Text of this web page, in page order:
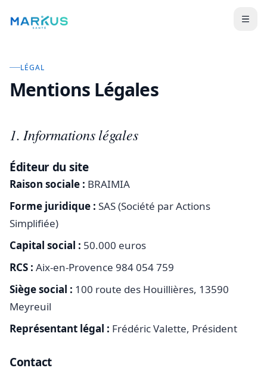
LÉGAL
Mentions Légales
1. Informations légales
Éditeur du site
Raison sociale : BRAIMIA
Forme juridique : SAS (Société par Actions
Simplifiée)
Capital social : 50.000 euros
RCS : Aix-en-Provence 984 054 759
Siège social : 100 route des Houillières, 13590
Meyreuil
Représentant légal : Frédéric Valette, Président
Contact